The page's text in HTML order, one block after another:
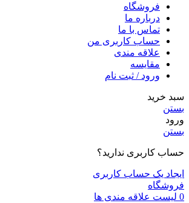
فروشگاه
درباره ما
تماس با ما
حساب کاربری من
علاقه مندی
مقايسه
ورود / ثبت نام
سبد خرید
بستن
ورود
بستن
حساب کاربری ندارید؟
ایجاد یک حساب کاربری
فروشگاه
0 لیست علاقه مندی ها